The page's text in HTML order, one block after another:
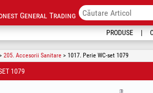
General Trading
PRODUSE
205. Accesorii Sanitare > 1017. Perie WC-set 1079
1079